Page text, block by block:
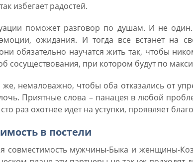
избегает радостей.
поможет разговор по душам. И не
ожидания. И тогда все встанет на
обязательно научатся жить так, чтобы
сосуществования, при котором будут по
немаловажно, чтобы оба отказались от
Приятные слова – панацея в любой
раз охотнее идет на уступки, проявляет
в постели
совместимость мужчины-Быка и женщины-